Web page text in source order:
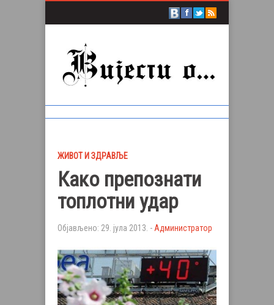
ЖИВОТ И ЗДРАВЉЕ
Како препознати
топлотни удар
Објављено: 29. јула 2013. -Администратор